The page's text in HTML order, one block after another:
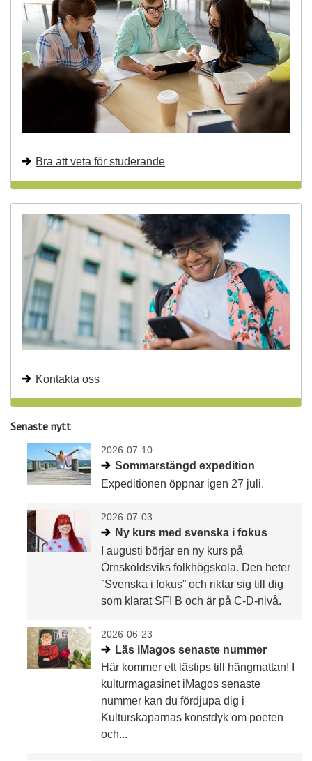
o
Bra att veta för studerande
Kontakta oss
Senaste nytt
2026-07-10
Sommarstängd expedition
Expeditionen öppnar igen 27 juli.
2026-07-03
Ny kurs med svenska i fokus
I augusti börjar en ny kurs på
Örnsköldsviks folkhögskola. Den heter
”Svenska i fokus” och riktar sig till dig
som klarat SFI B och är på C-D-nivå.
2026-06-23
Läs iMagos senaste nummer
Här kommer ett lästips till hängmattan! I
kulturmagasinet iMagos senaste
nummer kan du fördjupa dig i
Kulturskaparnas konstdyk om poeten
och...